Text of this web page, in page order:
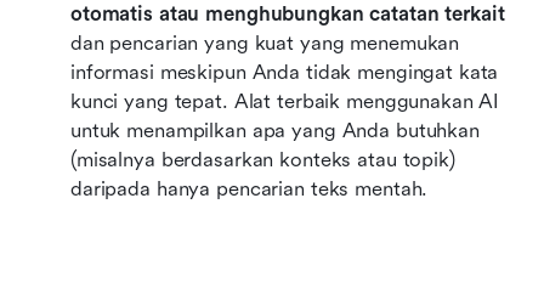
otomatis atau menghubungkan catatan terkait
dan pencarian yang kuat yang menemukan
informasi meskipun Anda tidak mengingat kata
kunci yang tepat. Alat terbaik menggunakan AI
untuk menampilkan apa yang Anda butuhkan
(misalnya berdasarkan konteks atau topik)
daripada hanya pencarian teks mentah.